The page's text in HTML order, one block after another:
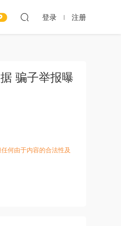
登录 注册
骗子举报曝
何由于内容的合法性及